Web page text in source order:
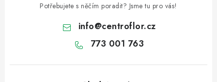
Potřebujete s něčím poradit? Jsme tu pro vás!
info@centroflor.cz
773 001 763